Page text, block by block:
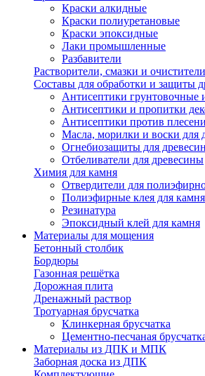
Краски алкидные
Краски полиуретановые
Краски эпоксидные
Лаки промышленные
Разбавители
Растворители, смазки и очистители
Составы для обработки и защиты
Антисептики грунтовочные
Антисептики и пропитки
Антисептики против
Масла, морилки и воски для
Огнебиозащиты для
Отбеливатели для древесины
Химия для камня
Отвердители для
Полиэфирные клея для камня
Резинатура
Эпоксидный клей для камня
Материалы для мощения
Бетонный столбик
Бордюры
Газонная решётка
Дорожная плита
Дренажный раствор
Тротуарная брусчатка
Клинкерная брусчатка
Цементно-песчаная
Материалы из ДПК и МПК
Заборная доска из ДПК